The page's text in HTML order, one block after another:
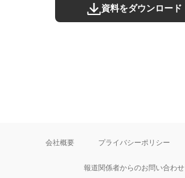
資料をダウンロード
会社概要 プライバシーポリシー
報道関係者からのお問い合わせ